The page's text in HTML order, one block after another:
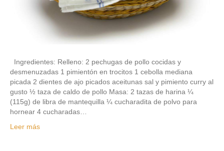
Ingredientes: Relleno: 2 pechugas de pollo cocidas y
desmenuzadas 1 pimientón en trocitos 1 cebolla mediana
picada 2 dientes de ajo picados aceitunas sal y pimiento curry al
gusto ½ taza de caldo de pollo Masa: 2 tazas de harina ¼
(115g) de libra de mantequilla ¼ cucharadita de polvo para
hornear 4 cucharadas…
Leer más